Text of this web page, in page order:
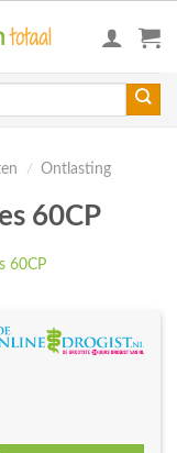
/ Ontlasting
60CP